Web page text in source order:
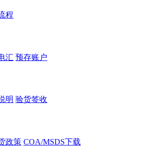
程
汇 预存账户
明 验货签收
政策 COA/MSDS下载